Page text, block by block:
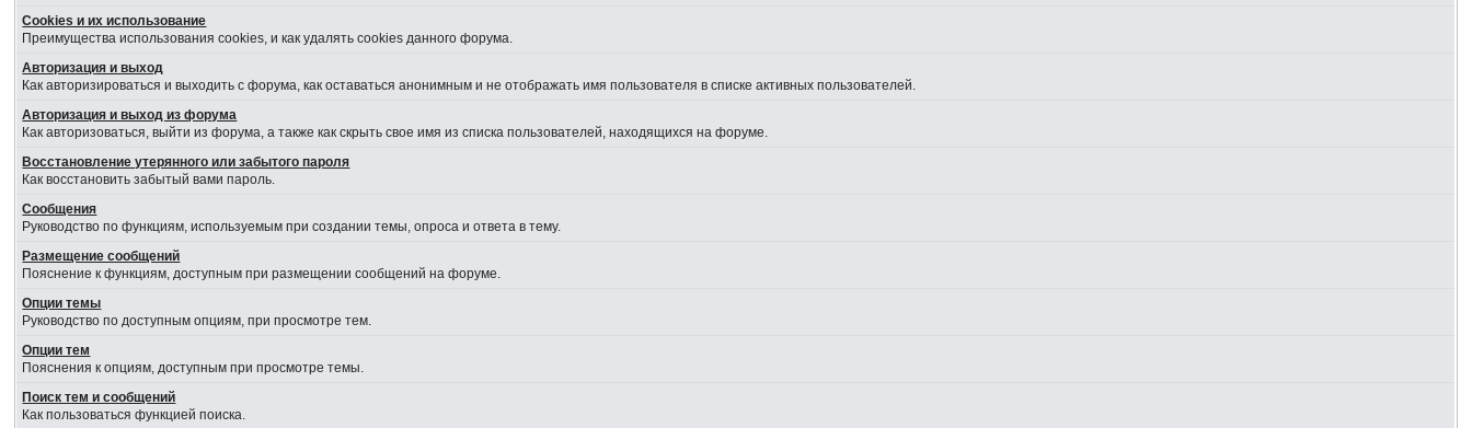
Cookies и их использование
Преимущества использования cookies, и как удалять cookies данного форума.
Авторизация и выход
Как авторизироваться и выходить с форума, как оставаться анонимным и не отображать имя пользователя в списке активных пользователей.
Авторизация и выход из форума
Как авторизоваться, выйти из форума, а также как скрыть свое имя из списка пользователей, находящихся на форуме.
Восстановление утерянного или забытого пароля
Как восстановить забытый вами пароль.
Сообщения
Руководство по функциям, используемым при создании темы, опроса и ответа в тему.
Размещение сообщений
Пояснение к функциям, доступным при размещении сообщений на форуме.
Опции темы
Руководство по доступным опциям, при просмотре тем.
Опции тем
Пояснения к опциям, доступным при просмотре темы.
Поиск тем и сообщений
Как пользоваться функцией поиска.